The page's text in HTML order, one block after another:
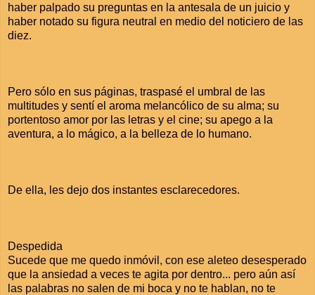
haber palpado su preguntas en la antesala de un juicio y
haber notado su figura neutral en medio del noticiero de las
diez.
Pero sólo en sus páginas, traspasé el umbral de las
multitudes y sentí el aroma melancólico de su alma; su
portentoso amor por las letras y el cine; su apego a la
aventura, a lo mágico, a la belleza de lo humano.
De ella, les dejo dos instantes esclarecedores.
Despedida
Sucede que me quedo inmóvil, con ese aleteo desesperado
que la ansiedad a veces te agita por dentro... pero aún así
las palabras no salen de mi boca y no te hablan, no te